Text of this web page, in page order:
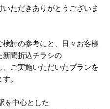
ただきありがとうございま
討の参考にと、日々お客様
新聞折込チラシの
ご実施いただいたプランを
。
を中心とした